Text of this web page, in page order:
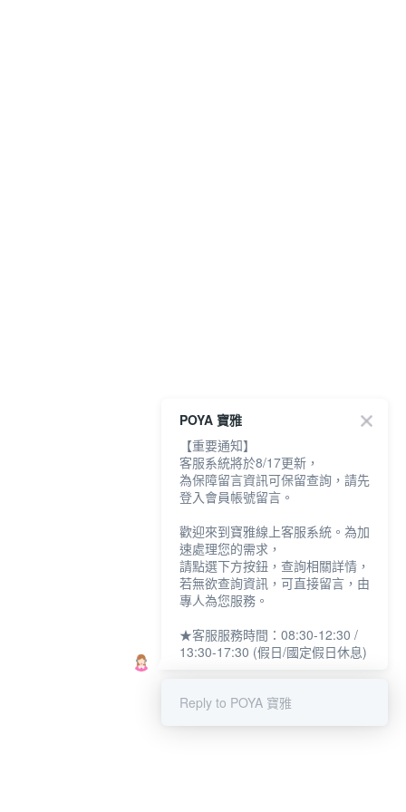
POYA 寶雅
【重要通知】
客服系統將於8/17更新，
為保障留言資訊可保留查詢，請先
登入會員帳號留言。
歡迎來到寶雅線上客服系統。為加
速處理您的需求，
請點選下方按鈕，查詢相關詳情，
若無欲查詢資訊，可直接留言，由
專人為您服務。
★客服服務時間：08:30-12:30 /
13:30-17:30 (假日/國定假日休息)
Reply to POYA 寶雅